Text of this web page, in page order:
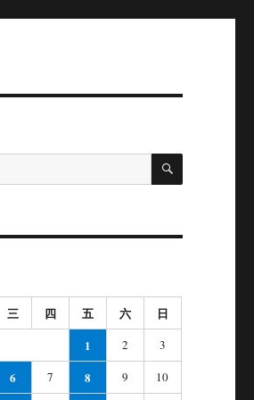
搜
三 四 五 六
日
1
2 3
6 7 8 9 10